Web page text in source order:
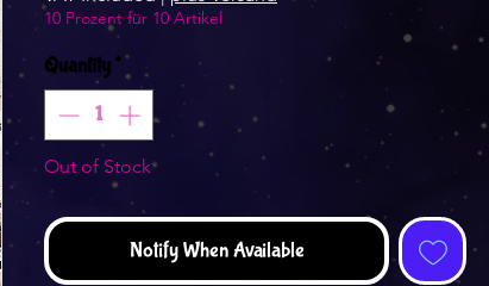
10 Prozent für 10 Artikel
Quantity*
Out of Stock
Notify When Available